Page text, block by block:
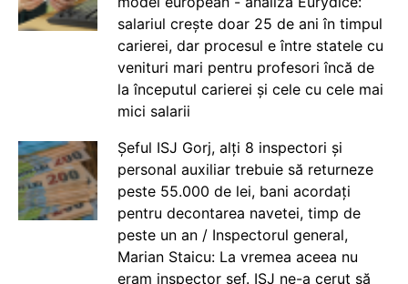
salariul crește doar 25 de ani în timpul
carierei, dar procesul e între statele cu
venituri mari pentru profesori încă de
la începutul carierei și cele cu cele mai
mici salarii
Șeful ISJ Gorj, alți 8 inspectori și
personal auxiliar trebuie să returneze
peste 55.000 de lei, bani acordați
pentru decontarea navetei, timp de
peste un an / Inspectorul general,
Marian Staicu: La vremea aceea nu
eram inspector șef. ISJ ne-a cerut să